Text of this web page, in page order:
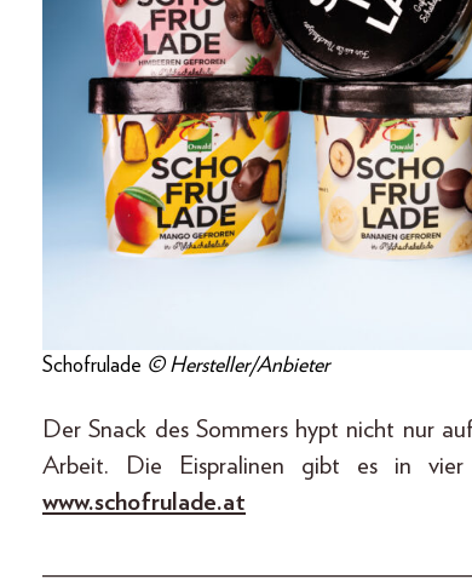
Schofrulade © Hersteller/Anbieter
Der Snack des Sommers hypt nicht nur
Arbeit. Die Eispralinen gibt es in vier
www.schofrulade.at